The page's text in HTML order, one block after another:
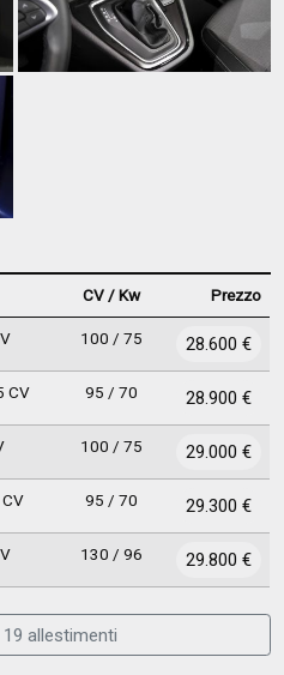
CV / Kw Prezzo
100 / 75 28.600 €
CV 95 / 70 28.900 €
100 / 75 29.000 €
95 / 70 29.300 €
130 / 96 29.800 €
allestimenti